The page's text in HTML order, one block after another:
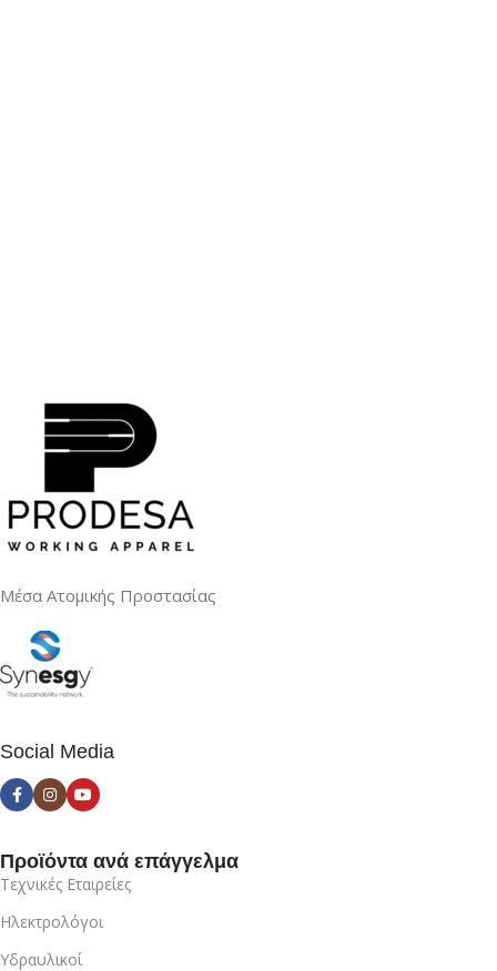
Μέσα Ατομικής Προστασίας
Social Media
Προϊόντα ανά επάγγελμα
Τεχνικές Εταιρείες
Ηλεκτρολόγοι
Υδραυλικοί